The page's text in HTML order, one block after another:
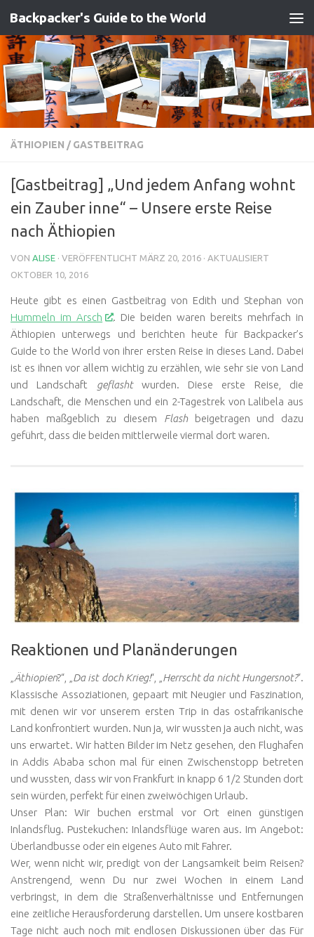
Zum Inhalt springen
Backpacker's Guide to the World
ÄTHIOPIEN / GASTBEITRAG
[Gastbeitrag] „Und jedem Anfang wohnt
ein Zauber inne“ – Unsere erste Reise
nach Äthiopien
VON ALISE · VERÖFFENTLICHT MÄRZ 20, 2016 · AKTUALISIERT
OKTOBER 10, 2016
Heute gibt es einen Gastbeitrag von Edith und Stephan von
Hummeln im Arsch
. Die beiden waren bereits mehrfach in
Äthiopien unterwegs und berichten heute für Backpacker’s
Guide to the World von ihrer ersten Reise in dieses Land. Dabei
ist es ihnen vor allem wichtig zu erzählen, wie sehr sie von Land
und Landschaft geflashtwurden. Diese erste Reise, die
Landschaft, die Menschen und ein 2-Tagestrek von Lalibela aus
haben maßgeblich zu diesem Flashbeigetragen und dazu
geführt, dass die beiden mittlerweile viermal dort waren.
Reaktionen und Planänderungen
Äthiopien?“, „ Da ist doch Krieg!“, „ Herrscht da nicht Hungersnot?“.
Klassische Assoziationen, gepaart mit Neugier und Faszination,
mit denen wir vor unserem ersten Trip in das ostafrikanische
Land konfrontiert wurden. Nun ja, wir wussten ja auch nicht, was
uns erwartet. Wir hatten Bilder im Netz gesehen, den Flughafen
in Addis Ababa schon mal für einen Zwischenstopp betreten
und wussten, dass wir von Frankfurt in knapp 6 1/2 Stunden dort
sein würden, perfekt für einen zweiwöchigen Urlaub.
Unser Plan: Wir buchen erstmal vor Ort einen günstigen
Inlandsflug. Pustekuchen: Inlandsflüge waren aus. Im Angebot:
Überlandbusse oder ein eigenes Auto mit Fahrer.
Wer, wenn nicht wir, predigt von der Langsamkeit beim Reisen?
Anstrengend, wenn Du nur zwei Wochen in einem Land
verbringst, in dem die Straßenverhältnisse und Entfernungen
eine zeitliche Herausforderung darstellen. Um unsere kostbaren
Tage nicht auch noch mit endlosen Diskussionen über das Für